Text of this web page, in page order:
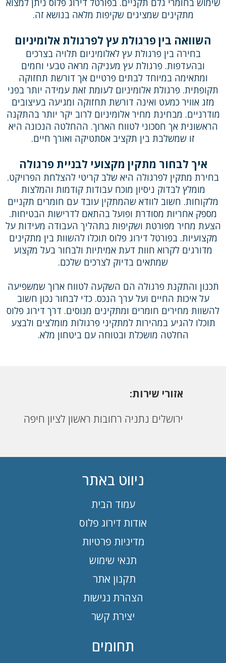
שימוש בחומרי גלם תקניים. בפורטל דירוג פלוס ניתן למצוא
מתקינים שמציגים שקיפות מלאה בנושא זה.
השוואה בין פרגולת עץ לפרגולת אלומיניום
בחירה בין פרגולת עץ לאלומיניום תלויה בצרכים
ובהעדפות. פרגולת עץ מעניקה מראה טבעי וחמים
ומתאימה במיוחד לבתים פרטיים אך דורשת תחזוקה
תקופתית. פרגולת אלומיניום לעומת זאת עמידה יותר בפני
מזג אוויר כמעט ואינה דורשת תחזוקה ומגיעה בעיצובים
מודרניים. מבחינת מחיר אלומיניום לרוב יקר יותר בהתקנה
הראשונית אך חסכוני לטווח הארוך. ההחלטה הנכונה היא
זו שמשלבת בין תקציב אסתטיקה ואורך חיים.
איך לבחור מתקין מקצועי לבניית פרגולה
בחירת מתקין לפרגולה היא שלב קריטי להצלחת הפרויקט.
מומלץ לבדוק ניסיון מוכח עבודות קודמות והמלצות
מלקוחות. חשוב לוודא שהמתקין עובד עם חומרים תקניים
מספק אחריות מסודרת ופועל בהתאם לדרישות הבטיחות.
הצעת מחיר מפורטת ושקיפות בתהליך העבודה מעידות על
מקצועיות. בפורטל דירוג פלוס תוכלו להשוות בין מתקינים
מדורגים לקרוא חוות דעת אמיתיות ולבחור בעל מקצוע
שמתאים בדיוק לצרכים שלכם.
תכנון והתקנת פרגולה הם השקעה לטווח ארוך שמשפיעה
על איכות החיים ועל ערך הנכס. כדי לבחור נכון חשוב
להשוות מחירים חומרים ומתקינים מנוסים. דרך דירוג פלוס
תוכלו להגיע במהירות למתקיני פרגולות מומלצים ולבצע
החלטה מושכלת ובטוחה עם ביטחון מלא.
אזורי שירות:
ירושלים נתניה רחובות ראשון לציון חיפה
ניווט באתר
עמוד הבית
אודות דירוג פלוס
מדיניות פרטיות
תנאי שימוש
תקנון אתר
הצהרת נגישות
יצירת קשר
תחומים